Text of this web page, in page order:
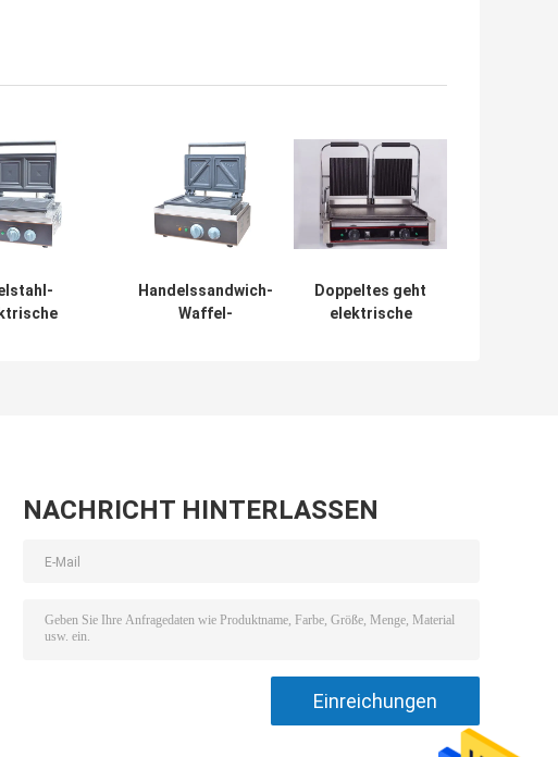
Handelssandwich-
Waffel-
Doppeltes geht
elektrische
NACHRICHT HINTERLASSEN